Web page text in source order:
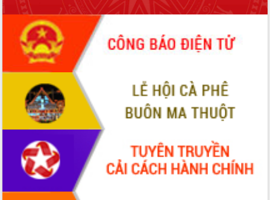
Thứ trưởng Bộ Y tế làm việc với tỉnh
Đắk Lắk về phát triển nhân lực y tế
cho trạm y tế cấp xã
Du lịch Đắk Lắk nâng tầm trải nghiệm
du khách thông qua Hệ thống cơ sở dữ
liệu và Bản đồ số
Tập huấn ứng dụng trí tuệ nhân tạo (AI)
trong thương mại điện tử năm 2026
Đoàn đại biểu Quốc hội tỉnh Đắk Lắk
trao đổi thông tin trước Kỳ họp thứ
Quyết liệt cải cách hành chính, khơi
thông nguồn lực phát triển
Nâng cao hiệu lực, hiệu quả HĐND
tỉnh thông qua hiện đại hóa hành chính